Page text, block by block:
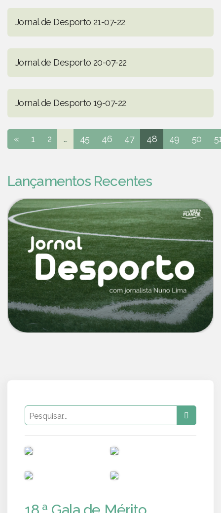
Jornal de Desporto 21-07-22
Jornal de Desporto 20-07-22
Jornal de Desporto 19-07-22
« 1 2 ... 45 46 47 48 49 50
Lançamentos Recentes